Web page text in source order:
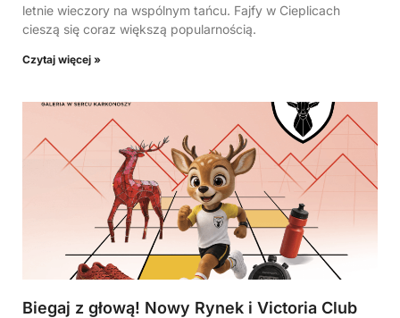
letnie wieczory na wspólnym tańcu. Fajfy w Cieplicach
cieszą się coraz większą popularnością.
Czytaj więcej »
Biegaj z głową! Nowy Rynek i Victoria Club